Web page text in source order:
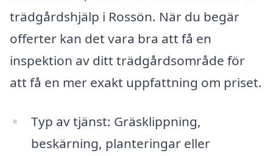
trädgårdshjälp i Rossön. När du begär
offerter kan det vara bra att få en
inspektion av ditt trädgårdsområde för
att få en mer exakt uppfattning om priset.
Typ av tjänst: Gräsklippning,
beskärning, planteringar eller